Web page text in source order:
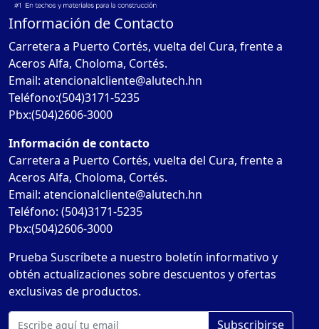
Información de Contacto
Carretera a Puerto Cortés, vuelta del Cura, frente a
Aceros Alfa, Choloma, Cortés.
Email: atencionalcliente@alutech.hn
Teléfono:(504)3171-5235
Pbx:(504)2606-3000
Información de contacto
Carretera a Puerto Cortés, vuelta del Cura, frente a
Aceros Alfa, Choloma, Cortés.
Email: atencionalcliente@alutech.hn
Teléfono: (504)3171-5235
Pbx:(504)2606-3000
Prueba Suscríbete a nuestro boletín informativo y
obtén actualizaciones sobre descuentos y ofertas
exclusivas de productos.
Subscribirse